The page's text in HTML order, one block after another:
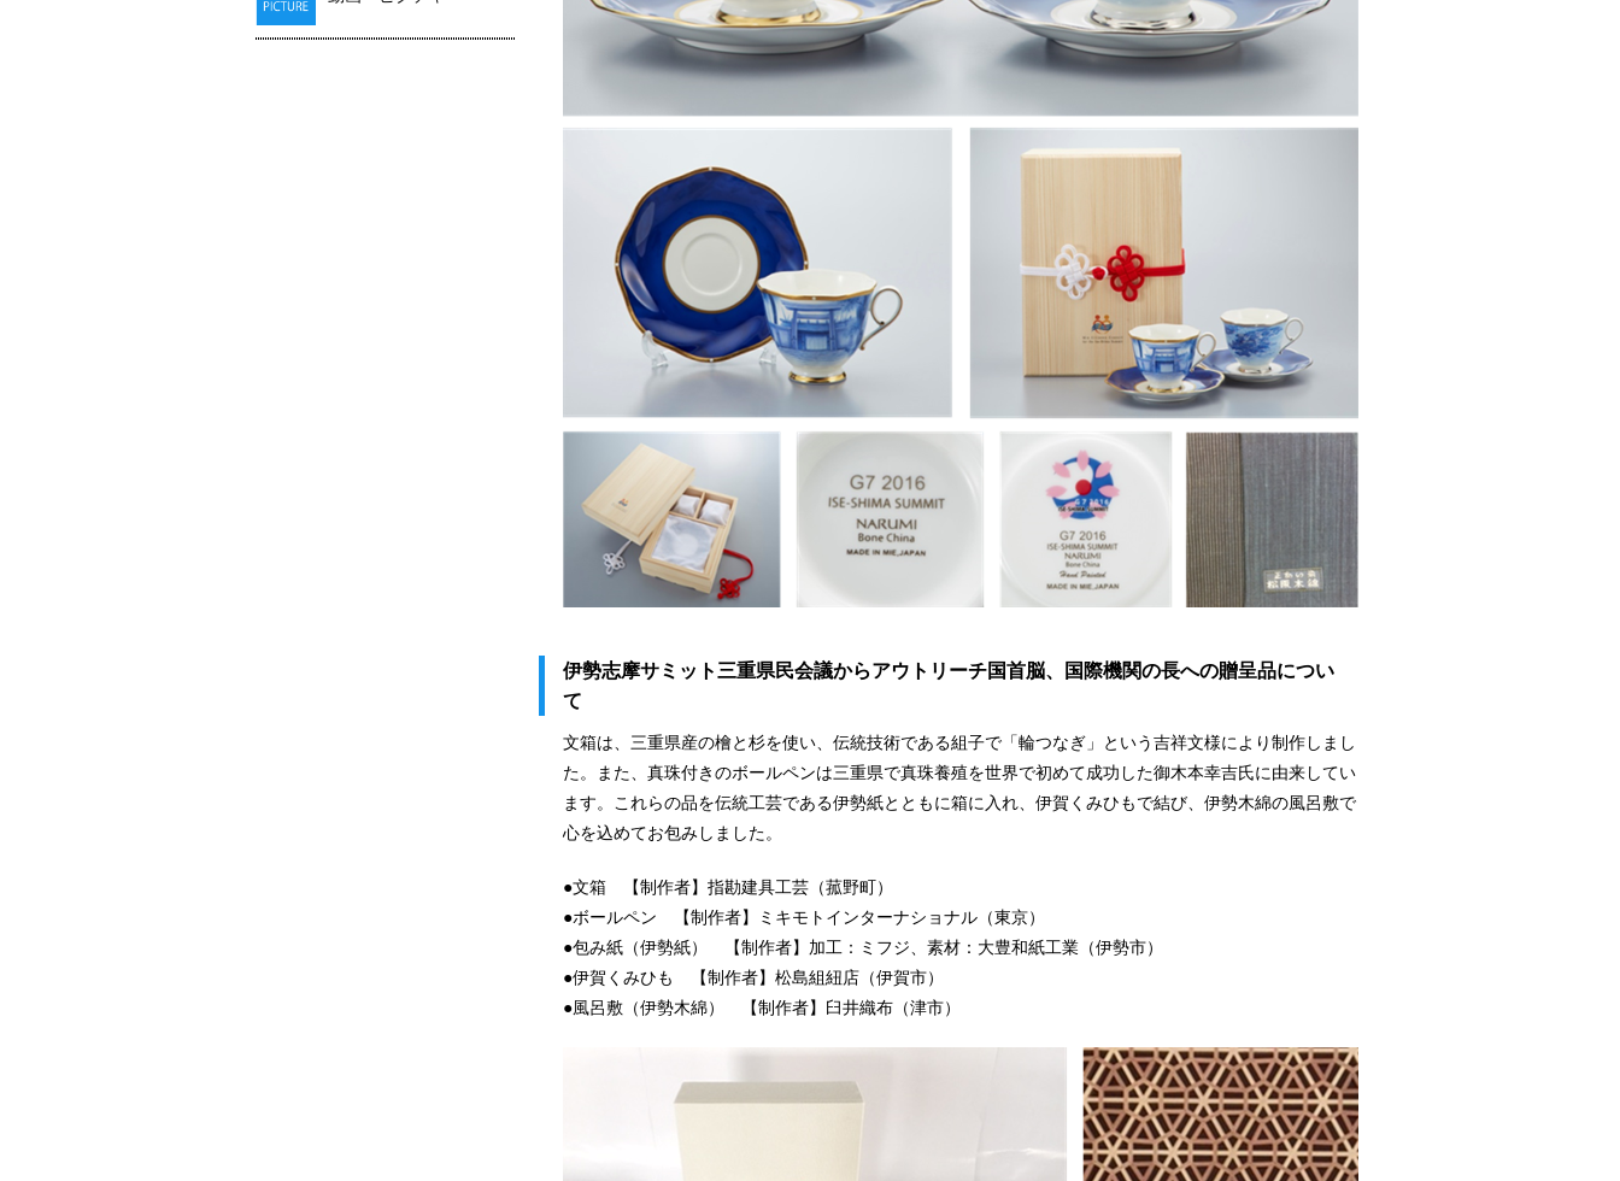
伊勢志摩サミット三重県民会議からアウトリーチ国首脳、国際機関の長への贈呈品につい
て
文箱は、三重県産の檜と杉を使い、伝統技術である組子で「輪つなぎ」という吉祥文様により制作しまし
た。また、真珠付きのボールペンは三重県で真珠養殖を世界で初めて成功した御木本幸吉氏に由来してい
ます。これらの品を伝統工芸である伊勢紙とともに箱に入れ、伊賀くみひもで結び、伊勢木綿の風呂敷で
心を込めてお包みしました。
●文箱 【制作者】指勘建具工芸（菰野町）
●ボールペン 【制作者】ミキモトインターナショナル（東京）
●包み紙（伊勢紙） 【制作者】加工：ミフジ、素材：大豊和紙工業（伊勢市）
●伊賀くみひも 【制作者】松島組紐店（伊賀市）
●風呂敷（伊勢木綿） 【制作者】臼井織布（津市）